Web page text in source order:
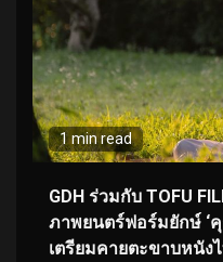
1 min read
GDH ร่วมกับ TOFU
ภาพยนตร์ฟอร์มยักษ์ ‘คุ
เตรียมคายตะขาบหนั